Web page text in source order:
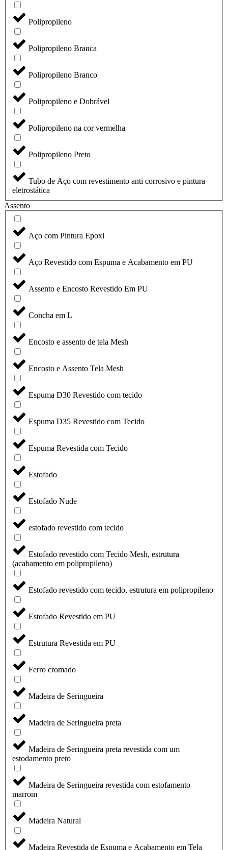
Polipropileno
Polipropileno Branca
Polipropileno Branco
Polipropileno e Dobrável
Polipropileno na cor vermelha
Polipropileno Preto
Tubo de Aço com revestimento anti corrosivo e pintura
eletrostática
Assento
Aço com Pintura Epoxi
Aço Revestido com Espuma e Acabamento em PU
Assento e Encosto Revestido Em PU
Concha em L
Encosto e assento de tela Mesh
Encosto e Assento Tela Mesh
Espuma D30 Revestido com tecido
Espuma D35 Revestido com Tecido
Espuma Revestida com Tecido
Estofado
Estofado Nude
estofado revestido com tecido
Estofado revestido com Tecido Mesh, estrutura
(acabamento em polipropileno)
Estofado revestido com tecido, estrutura em polipropileno
Estofado Revestido em PU
Estrutura Revestida em PU
Ferro cromado
Madeira de Seringueira
Madeira de Seringueira preta
Madeira de Seringueira preta revestida com um
estodamento preto
Madeira de Seringueira revestida com estofamento
marrom
Madeira Natural
Madeira Revestida de Espuma e Acabamento em Tela